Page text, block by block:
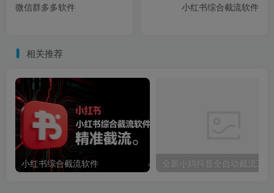
微信群多多软件
小红书综合截流软件
相关推荐
小红书综合截流软件 全新小鸡抖音全自动截流工具